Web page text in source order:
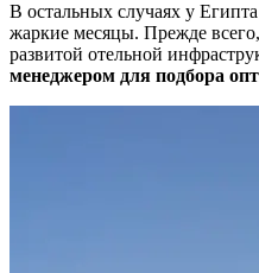
В остальных случаях у
жаркие месяцы. Прежде
развитой отельной
менеджером для подбора